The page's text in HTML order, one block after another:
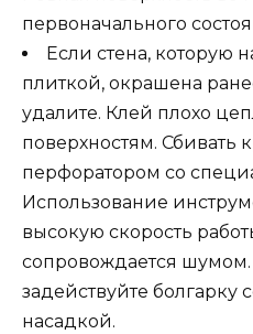
первоначального
Если стена, которую
плиткой, окрашена
удалите. Клей плохо
поверхностям. Сбивать
перфоратором со
Использование
высокую скорость
сопровождается
задействуйте болгарку
насадкой.